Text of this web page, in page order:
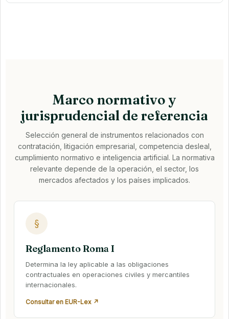
Marco normativo y
jurisprudencial de referencia
Selección general de instrumentos relacionados con
contratación, litigación empresarial, competencia desleal,
cumplimiento normativo e inteligencia artificial. La normativa
relevante depende de la operación, el sector, los
mercados afectados y los países implicados.
§
Reglamento Roma I
Determina la ley aplicable a las obligaciones
contractuales en operaciones civiles y mercantiles
internacionales.
Consultar en EUR-Lex ↗